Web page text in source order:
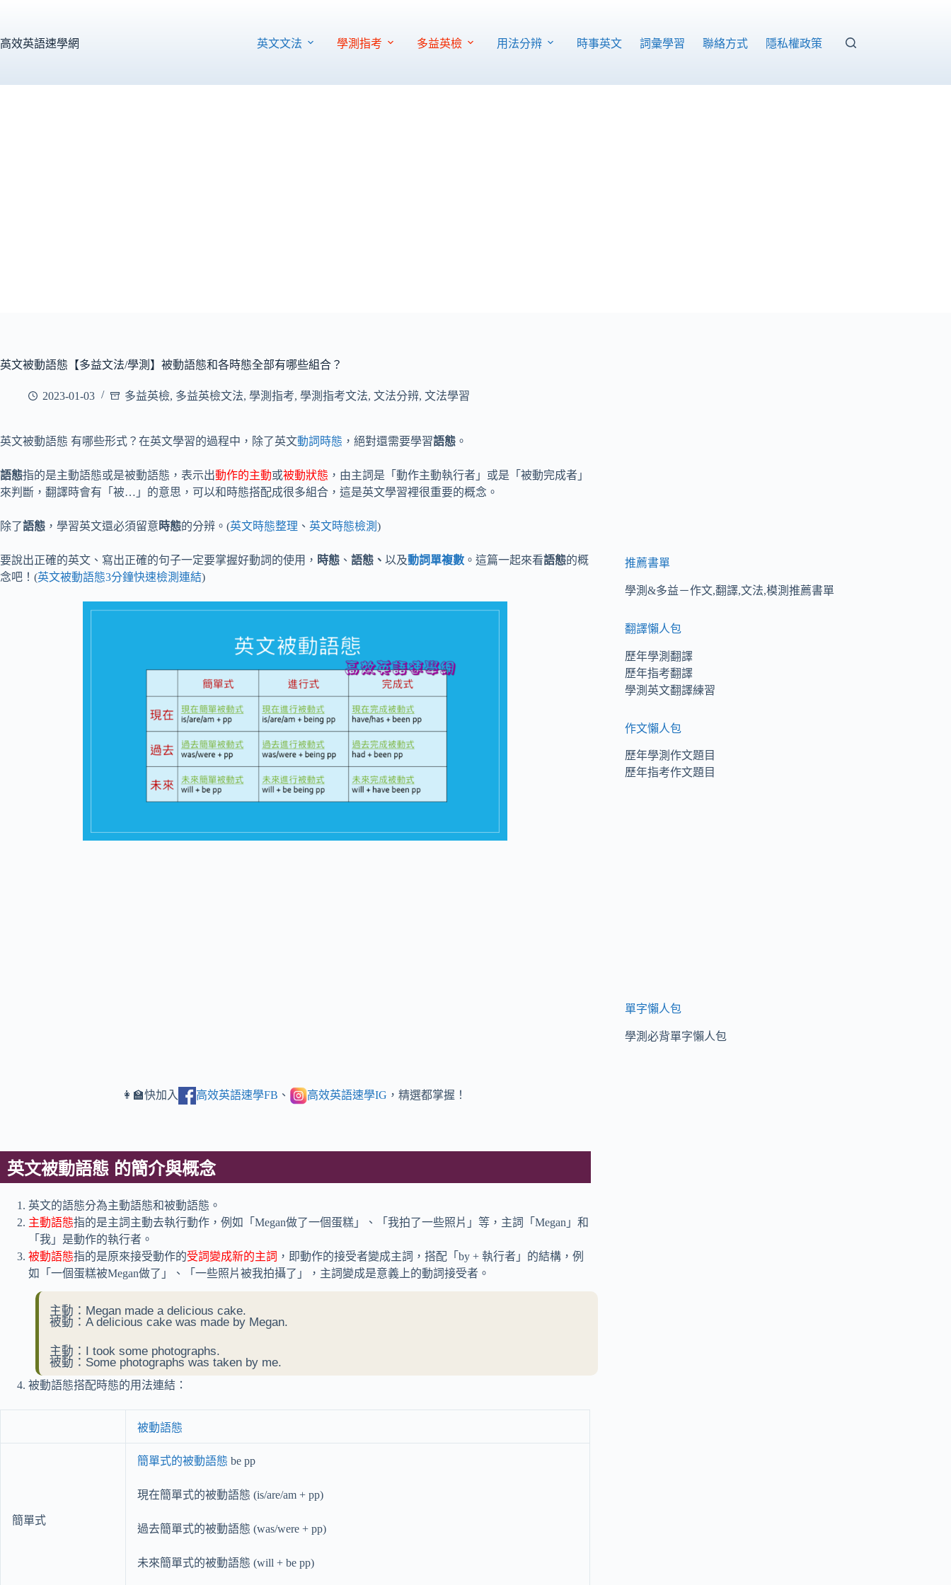
主
高效英語速學網 英文文法 學測指考 多益英檢 用法分辨 時事英文 詞彙學習 聯絡方式 隱私權政策
英文被動語態【多益文法/學測】被動語態和各時態全部有哪些組合？
2023-01-03 多益英檢, 多益英檢文法, 學測指考, 學測指考文法, 文法分辨, 文法學習
英文被動語態 有哪些形式？在英文學習的過程中，除了英文動詞時態 ，絕對還需要學習語態 。
語態指的是主動語態或是被動語態，表示出動作的主動或被動狀態 ，由主詞是「動作主動執行者」或是「被動完成者」
來判斷，翻譯時會有「被…」的意思，可以和時態搭配成很多組合，這是英文學習裡很重要的概念。
除了語態 ，學習英文還必須留意 時態的分辨。(英文時態整理 、 英文時態檢測 )
要說出正確的英文、寫出正確的句子一定要掌握好動詞的使用， 時態 、 語態、 以及動詞單複數 。這篇一起來看語態的概
念吧！(英文被動語態3分鐘快速檢測連結)
👩‍🏫快加入 高效英語速學FB 、 高效英語速學IG ，精選都掌握！
英文被動語態 的簡介與概念
英文的語態分為主動語態和被動語態。
主動語態指的是主詞主動去執行動作，例如「Megan做了一個蛋糕」、「我拍了一些照片」等，主詞「Megan」和
「我」是動作的執行者。
被動語態指的是原來接受動作的受詞變成新的主詞 ，即動作的接受者變成主詞，搭配「by + 執行者」的結構，例
如「一個蛋糕被Megan做了」、「一些照片被我拍攝了」，主詞變成是意義上的動詞接受者。
主動：Megan made a delicious cake.
被動：A delicious cake was made by Megan.
主動：I took some photographs.
被動：Some photographs was taken by me.
被動語態搭配時態的用法連結：
被動語態
簡單式
簡單式的被動語態 be pp
現在簡單式的被動語態 (is/are/am + pp)
過去簡單式的被動語態 (was/were + pp)
未來簡單式的被動語態 (will + be pp)
推薦書單
學測&多益－作文,翻譯,文法,模測推薦書單
翻譯懶人包
歷年學測翻譯
歷年指考翻譯
學測英文翻譯練習
作文懶人包
歷年學測作文題目
歷年指考作文題目
單字懶人包
學測必背單字懶人包